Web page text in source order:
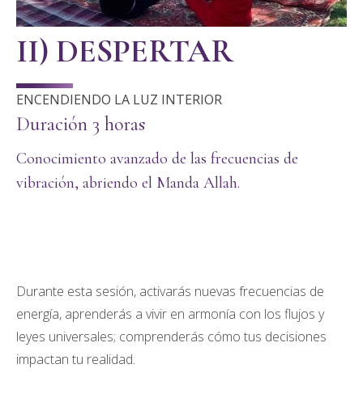
II) DESPERTAR
ENCENDIENDO LA LUZ INTERIOR
Duración 3 horas
Conocimiento avanzado de las frecuencias de
vibración, abriendo el Manda Allah.
Durante esta sesión, activarás nuevas frecuencias de
energía, aprenderás a vivir en armonía con los flujos y
leyes universales; comprenderás cómo tus decisiones
impactan tu realidad.